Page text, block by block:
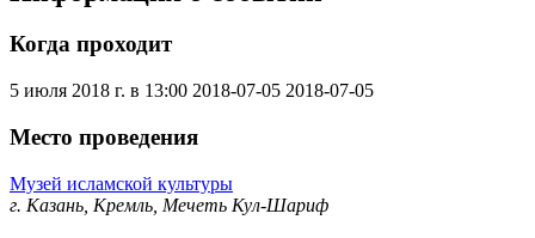
Когда проходит
5 июля 2018 г. в 13:00 2018-07-05 2018-07-05
Место проведения
Музей исламской культуры
г. Казань, Кремль, Мечеть Кул-Шариф